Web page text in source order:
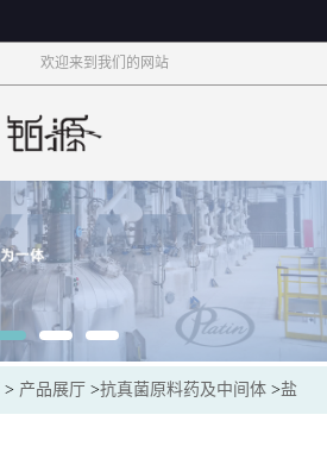
欢迎来到我们的网站
> 产品展厅 >抗真菌原料药及中间体 >盐